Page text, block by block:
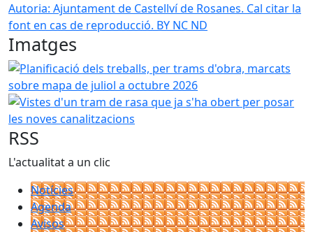
Autoria: Ajuntament de Castellví de Rosanes. Cal citar la
font en cas de reproducció. BY NC ND
Imatges
Planificació dels treballs, per trams d'obra, marcats
Vistes d'un tram de rasa que ja s'ha obert per posar les
RSS
L'actualitat a un clic
Notícies
Agenda
Avisos